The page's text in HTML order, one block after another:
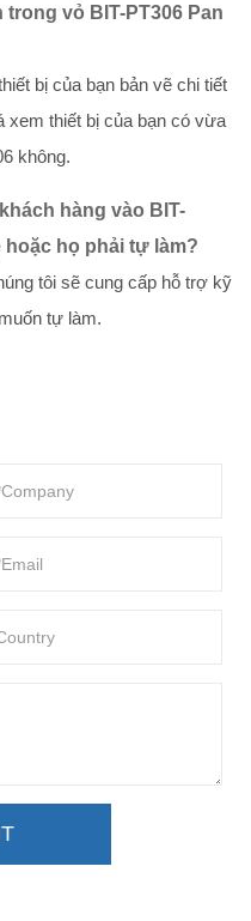
vỏ BIT-PT306 Pan
bị của bạn bản vẽ chi tiết
xem thiết bị của bạn có vừa
không.
hàng vào BIT-
hoặc họ phải tự làm?
tôi sẽ cung cấp hỗ trợ kỹ
tự làm.